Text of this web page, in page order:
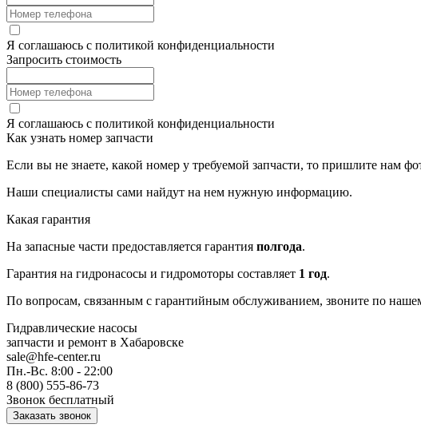
Я соглашаюсь с политикой конфиденциальности
Запросить стоимость
Я соглашаюсь с политикой конфиденциальности
Как узнать номер запчасти
Если вы не знаете, какой номер у требуемой запчасти, то пришлите нам
Наши специалисты сами найдут на нем нужную информацию.
Какая гарантия
На запасные части предоставляется гарантия полгода.
Гарантия на гидронасосы и гидромоторы составляет 1 год.
По вопросам, связанным с гарантийным обслуживанием, звоните по
Гидравлические насосы
запчасти и ремонт в Хабаровске
sale@hfe-center.ru
Пн.-Вс. 8:00 - 22:00
8 (800) 555-86-73
Звонок бесплатный